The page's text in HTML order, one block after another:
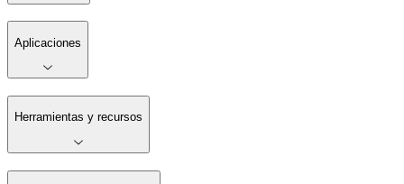
Aplicaciones
Herramientas y recursos